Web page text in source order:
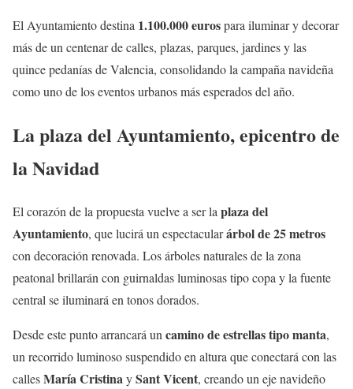
El Ayuntamiento destina 1.100.000 eurospara iluminar y decorar
más de un centenar de calles, plazas, parques, jardines y las
quince pedanías de Valencia, consolidando la campaña navideña
como uno de los eventos urbanos más esperados del año.
La plaza del Ayuntamiento, epicentro de
la Navidad
El corazón de la propuesta vuelve a ser la plaza del
Ayuntamiento, que lucirá un espectacularárbol de 25 metros
con decoración renovada. Los árboles naturales de la zona
peatonal brillarán con guirnaldas luminosas tipo copa y la fuente
central se iluminará en tonos dorados.
Desde este punto arrancará un camino de estrellas tipo manta,
un recorrido luminoso suspendido en altura que conectará con las
callesMaría CristinaySant Vicent, creando un eje navideño